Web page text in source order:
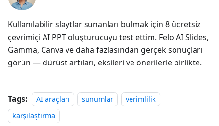
Kullanılabilir slaytlar sunanları bulmak için 8 ücretsiz
çevrimiçi AI PPT oluşturucuyu test ettim. Felo AI Slides,
Gamma, Canva ve daha fazlasından gerçek sonuçları
görün — dürüst artıları, eksileri ve önerilerle birlikte.
Tags: AI araçları sunumlar
verimlilik
karşılaştırma